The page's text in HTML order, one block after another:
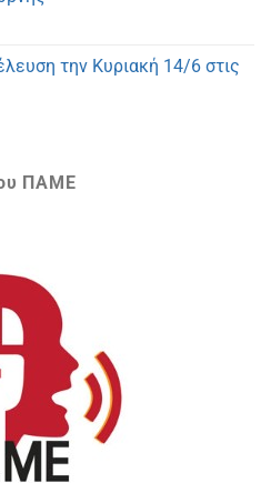
την Κυριακή 14/6 στις
ΠΑΜΕ